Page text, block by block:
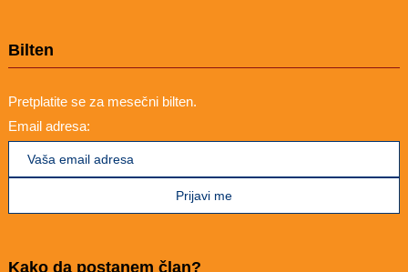
Bilten
Pretplatite se za mesečni bilten.
Email adresa:
Kako da postanem član?